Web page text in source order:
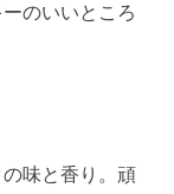
のいいところ
味と香り。頑